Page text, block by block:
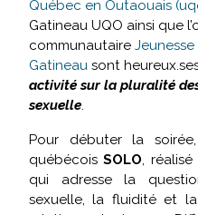
Québec en Outaouais
Gatineau UQO ainsi que
communautaire Jeunesse
Gatineau sont
activité sur la pluralité
sexuelle.
Pour débuter la
québécoisSOLO,
qui adresse la
sexuelle, la fluidité et